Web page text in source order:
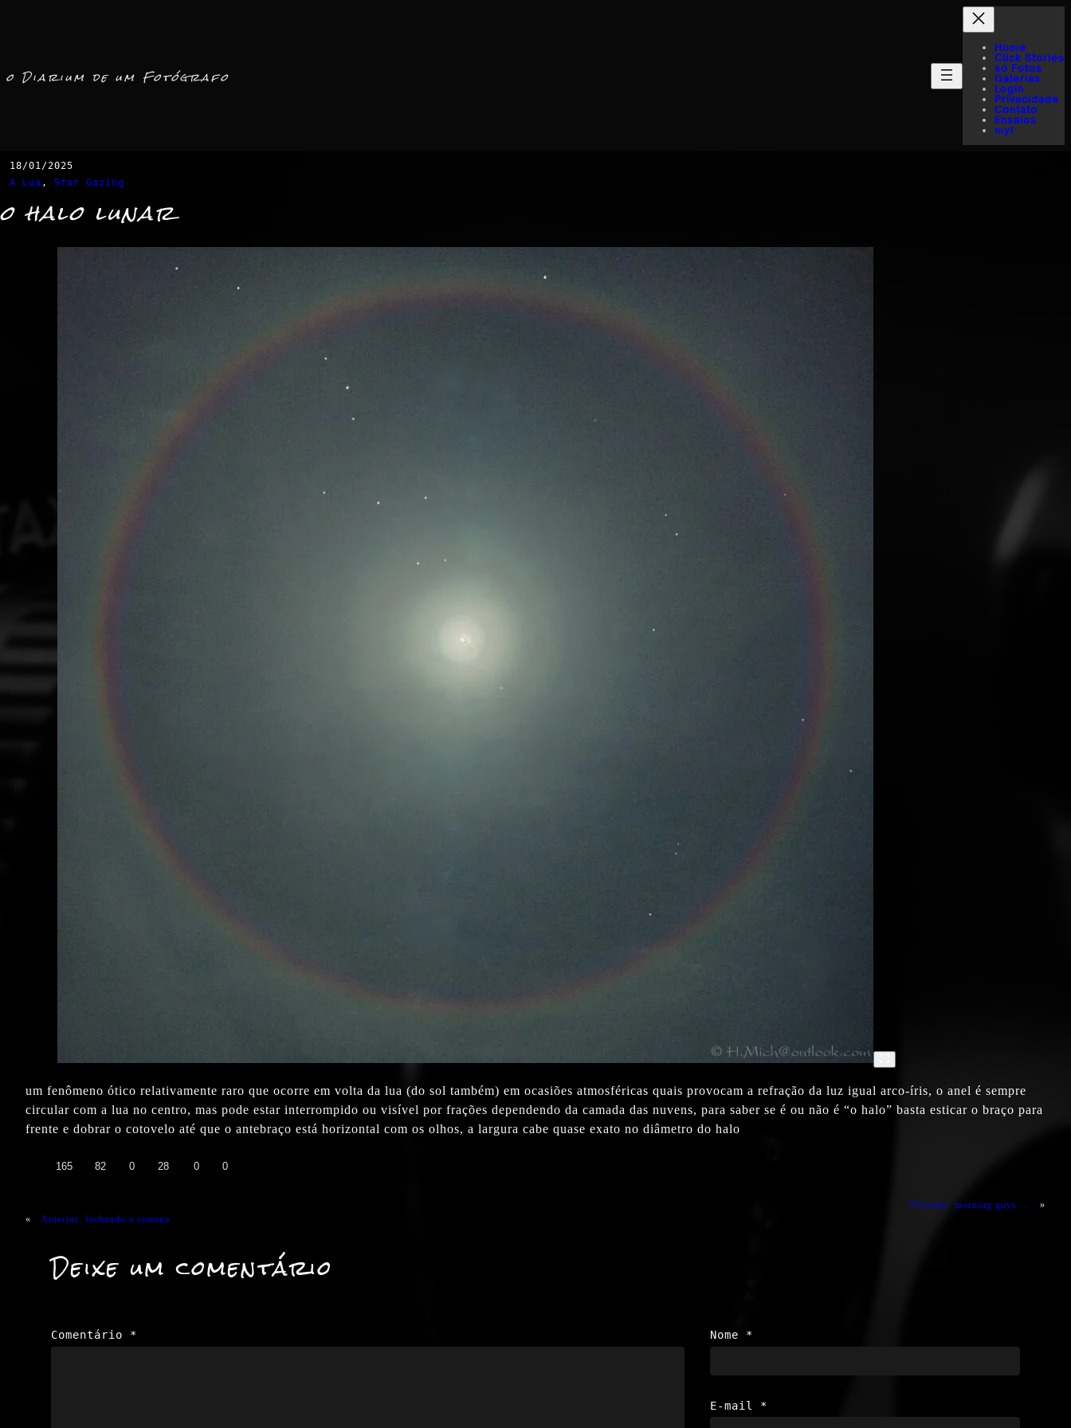
o Diarium de um Fotógrafo
Home
Click Stories
só Fotos
Galerias
Login
Privacidade
Contato
Ensaios
myI
18/01/2025
A Lua , Star Gazing
o halo lunar
um fenômeno ótico relativamente raro que ocorre em volta da lua (do sol também) em ocasiões atmosféricas quais provocam a refração da luz igual arco-íris, o anel é sempre
circular com a lua no centro, mas pode estar interrompido ou visível por frações dependendo da camada das nuvens, para saber se é ou não é “o halo” basta esticar o braço para
frente e dobrar o cotovelo até que o antebraço está horizontal com os olhos, a largura cabe quase exato no diâmetro do halo
165 82 0 28 0 0
Próximo: morning guys …
»
«
Anterior: fechando a semana
Deixe um comentário
Comentário * Nome *
E-mail *